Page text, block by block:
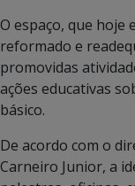
O espaço, que hoje
reformado e
promovidas
ações educativas
básico.
De acordo com o
Carneiro Junior, a